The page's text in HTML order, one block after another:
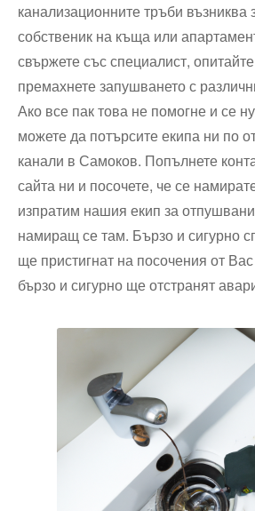
канализационните тръби възниква
собственик на къща или
свържете със специалист,
премахнете запушването с
Ако все пак това не помогне и се
можете да потърсите екипа ни по
канали в Самоков. Попълнете
сайта ни и посочете, че се
изпратим нашия екип за
намиращ се там. Бързо и сигурно
ще пристигнат на посочения от
бързо и сигурно ще отстранят